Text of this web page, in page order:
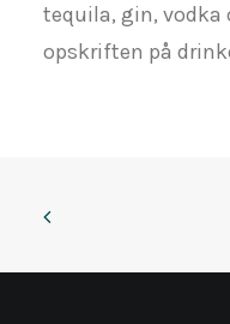
tequila, gin, vodka
opskriften på